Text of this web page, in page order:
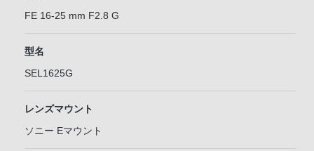
FE 16-25 mm F2.8 G
型名
SEL1625G
レンズマウント
ソニー Eマウント